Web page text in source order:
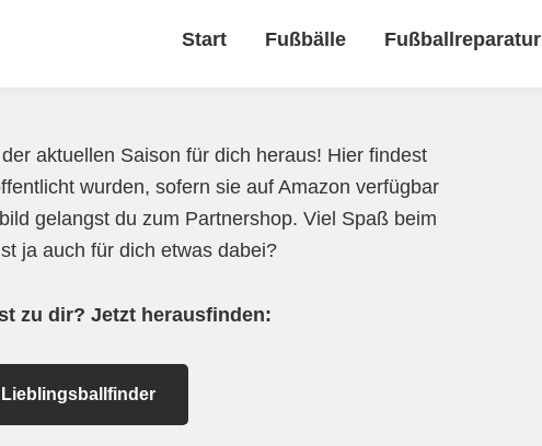
Start Fußbälle Fußballreparatur
aktuellen Saison für dich heraus! Hier findest
wurden, sofern sie auf Amazon verfügbar
gelangst du zum Partnershop. Viel Spaß beim
ja auch für dich etwas dabei?
zu dir? Jetzt herausfinden:
Lieblingsballfinder